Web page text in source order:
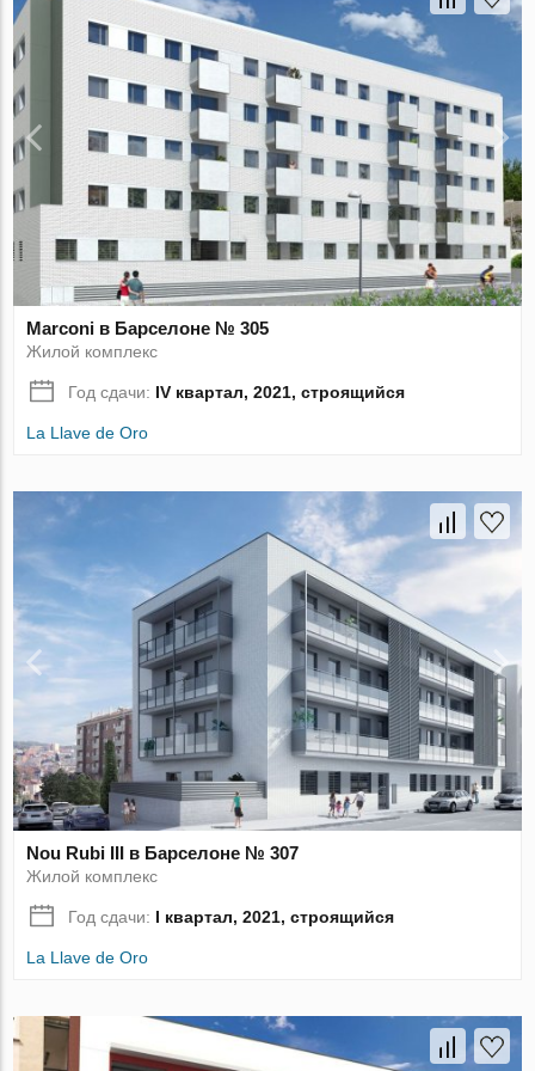
Marconi в Барселоне № 305
Жилой комплекс
Год сдачи: IV квартал, 2021, строящийся
La Llave de Oro
Nou Rubi III в Барселоне № 307
Жилой комплекс
Год сдачи: I квартал, 2021, строящийся
La Llave de Oro